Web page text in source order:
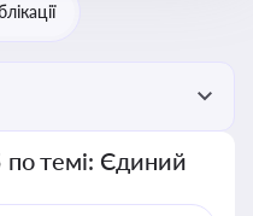
темі: Єдиний